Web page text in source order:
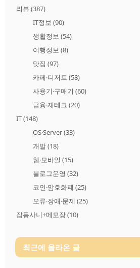
리뷰 (387)
IT정보 (90)
생활정보 (54)
여행정보 (8)
맛집 (97)
카페·디저트 (58)
사용기·구매기 (60)
금융·재테크 (20)
IT(148)
OS·Server(33)
개발(18)
웹·모바일 (15)
블로그운영 (32)
코인·암호화폐 (25)
오류·장애·문제 (25)
잡동사니+메모장(10)
최근에 올라온 글